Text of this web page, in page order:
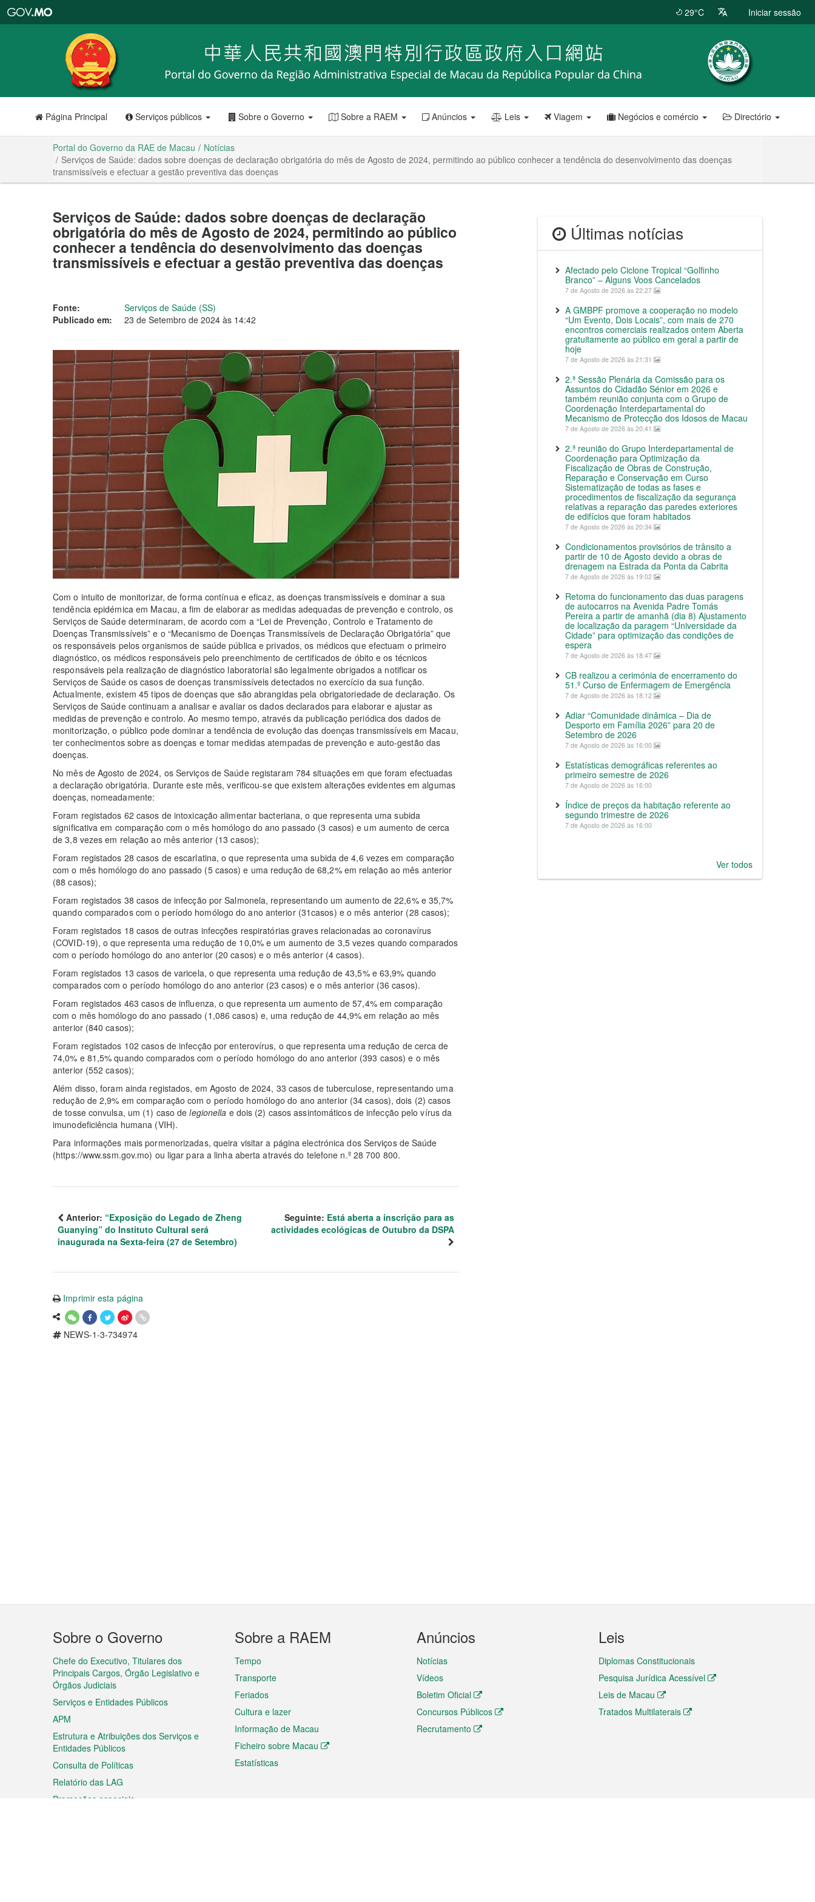
RAE
de
Macau
29°C Iniciar sessão
Página Principal Serviços públicos Sobre o Governo Sobre a RAEM Anúncios Leis Viagem Negócios e comércio Directório
Portal do Governo da RAE de Macau
Notícias
Serviços de Saúde: dados sobre doenças de declaração obrigatória do mês de Agosto de 2024, permitindo ao público conhecer a tendência do desenvolvimento das doenças
transmissíveis e efectuar a gestão preventiva das doenças
Serviços de Saúde: dados sobre doenças de declaração
obrigatória do mês de Agosto de 2024, permitindo ao público
conhecer a tendência do desenvolvimento das doenças
transmissíveis e efectuar a gestão preventiva das doenças
Fonte:
Serviços de Saúde (SS)
Publicado em:
23 de Setembro de 2024 às 14:42
Com o intuito de monitorizar, de forma contínua e eficaz, as doenças transmissíveis e dominar a sua
tendência epidémica em Macau, a fim de elaborar as medidas adequadas de prevenção e controlo, os
Serviços de Saúde determinaram, de acordo com a “Lei de Prevenção, Controlo e Tratamento de
Doenças Transmissíveis” e o “Mecanismo de Doenças Transmissíveis de Declaração Obrigatória” que
os responsáveis pelos organismos de saúde pública e privados, os médicos que efectuam o primeiro
diagnóstico, os médicos responsáveis pelo preenchimento de certificados de óbito e os técnicos
responsáveis pela realização de diagnóstico laboratorial são legalmente obrigados a notificar os
Serviços de Saúde os casos de doenças transmissíveis detectados no exercício da sua função.
Actualmente, existem 45 tipos de doenças que são abrangidas pela obrigatoriedade de declaração. Os
Serviços de Saúde continuam a analisar e avaliar os dados declarados para elaborar e ajustar as
medidas de prevenção e controlo. Ao mesmo tempo, através da publicação periódica dos dados de
monitorização, o público pode dominar a tendência de evolução das doenças transmissíveis em Macau,
ter conhecimentos sobre as doenças e tomar medidas atempadas de prevenção e auto-gestão das
doenças.
No mês de Agosto de 2024, os Serviços de Saúde registaram 784 situações em que foram efectuadas
a declaração obrigatória. Durante este mês, verificou-se que existem alterações evidentes em algumas
doenças, nomeadamente:
Foram registados 62 casos de intoxicação alimentar bacteriana, o que representa uma subida
significativa em comparação com o mês homólogo do ano passado (3 casos) e um aumento de cerca
de 3,8 vezes em relação ao mês anterior (13 casos);
Foram registados 28 casos de escarlatina, o que representa uma subida de 4,6 vezes em comparação
com o mês homólogo do ano passado (5 casos) e uma redução de 68,2% em relação ao mês anterior
(88 casos);
Foram registados 38 casos de infecção por Salmonela, representando um aumento de 22,6% e 35,7%
quando comparados com o período homólogo do ano anterior (31casos) e o mês anterior (28 casos);
Foram registados 18 casos de outras infecções respiratórias graves relacionadas ao coronavírus
(COVID-19), o que representa uma redução de 10,0% e um aumento de 3,5 vezes quando comparados
com o período homólogo do ano anterior (20 casos) e o mês anterior (4 casos).
Foram registados 13 casos de varicela, o que representa uma redução de 43,5% e 63,9% quando
comparados com o período homólogo do ano anterior (23 casos) e o mês anterior (36 casos).
Foram registados 463 casos de influenza, o que representa um aumento de 57,4% em comparação
com o mês homólogo do ano passado (1,086 casos) e, uma redução de 44,9% em relação ao mês
anterior (840 casos);
Foram registados 102 casos de infecção por enterovírus, o que representa uma redução de cerca de
74,0% e 81,5% quando comparados com o período homólogo do ano anterior (393 casos) e o mês
anterior (552 casos);
Além disso, foram ainda registados, em Agosto de 2024, 33 casos de tuberculose, representando uma
redução de 2,9% em comparação com o período homólogo do ano anterior (34 casos), dois (2) casos
de tosse convulsa, um (1) caso de legionella e dois (2) casos assintomáticos de infecção pelo vírus da
imunodeficiência humana (VIH).
Para informações mais pormenorizadas, queira visitar a página electrónica dos Serviços de Saúde
(https://www.ssm.gov.mo) ou ligar para a linha aberta através do telefone n.º 28 700 800.
Anterior: “Exposição do Legado de Zheng
Guanying” do Instituto Cultural será
inaugurada na Sexta-feira (27 de Setembro)
Seguinte: Está aberta a inscrição para as
actividades ecológicas de Outubro da DSPA
Imprimir esta página
NEWS-1-3-734974
Últimas notícias
Afectado pelo Ciclone Tropical “Golfinho
Branco” – Alguns Voos Cancelados
7 de Agosto de 2026 às 22:27
A GMBPF promove a cooperação no modelo
“Um Evento, Dois Locais”, com mais de 270
encontros comerciais realizados ontem Aberta
gratuitamente ao público em geral a partir de
hoje
7 de Agosto de 2026 às 21:31
2.ª Sessão Plenária da Comissão para os
Assuntos do Cidadão Sénior em 2026 e
também reunião conjunta com o Grupo de
Coordenação Interdepartamental do
Mecanismo de Protecção dos Idosos de Macau
7 de Agosto de 2026 às 20:41
2.ª reunião do Grupo Interdepartamental de
Coordenação para Optimização da
Fiscalização de Obras de Construção,
Reparação e Conservação em Curso
Sistematização de todas as fases e
procedimentos de fiscalização da segurança
relativas a reparação das paredes exteriores
de edifícios que foram habitados
7 de Agosto de 2026 às 20:34
Condicionamentos provisórios de trânsito a
partir de 10 de Agosto devido a obras de
drenagem na Estrada da Ponta da Cabrita
7 de Agosto de 2026 às 19:02
Retoma do funcionamento das duas paragens
de autocarros na Avenida Padre Tomás
Pereira a partir de amanhã (dia 8) Ajustamento
de localização da paragem “Universidade da
Cidade” para optimização das condições de
espera
7 de Agosto de 2026 às 18:47
CB realizou a cerimónia de encerramento do
51.º Curso de Enfermagem de Emergência
7 de Agosto de 2026 às 18:12
Adiar “Comunidade dinâmica – Dia de
Desporto em Família 2026” para 20 de
Setembro de 2026
7 de Agosto de 2026 às 16:00
Estatísticas demográficas referentes ao
primeiro semestre de 2026
7 de Agosto de 2026 às 16:00
Índice de preços da habitação referente ao
segundo trimestre de 2026
7 de Agosto de 2026 às 16:00
Ver todos
Menu
do
rodapé
Sobre o Governo
Chefe do Executivo, Titulares dos
Principais Cargos, Órgão Legislativo e
Órgãos Judiciais
Serviços e Entidades Públicos
APM
Estrutura e Atribuições dos Serviços e
Entidades Públicos
Consulta de Políticas
Relatório das LAG
Promoções especiais
Sobre a RAEM
Tempo
Transporte
Feriados
Cultura e lazer
Informação de Macau
Ficheiro sobre Macau
Estatísticas
Anúncios
Notícias
Vídeos
Boletim Oficial
Concursos Públicos
Recrutamento
Leis
Diplomas Constitucionais
Pesquisa Jurídica Acessível
Leis de Macau
Tratados Multilaterais